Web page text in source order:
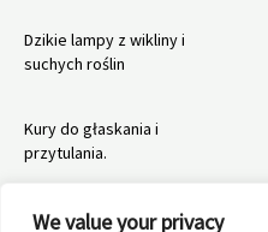
We value your privacy
Dzikie lampy z wikliny i
suchych roślin
Kury do głaskania i
przytulania.